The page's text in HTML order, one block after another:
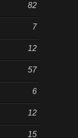
82
7
12
57
6
12
15